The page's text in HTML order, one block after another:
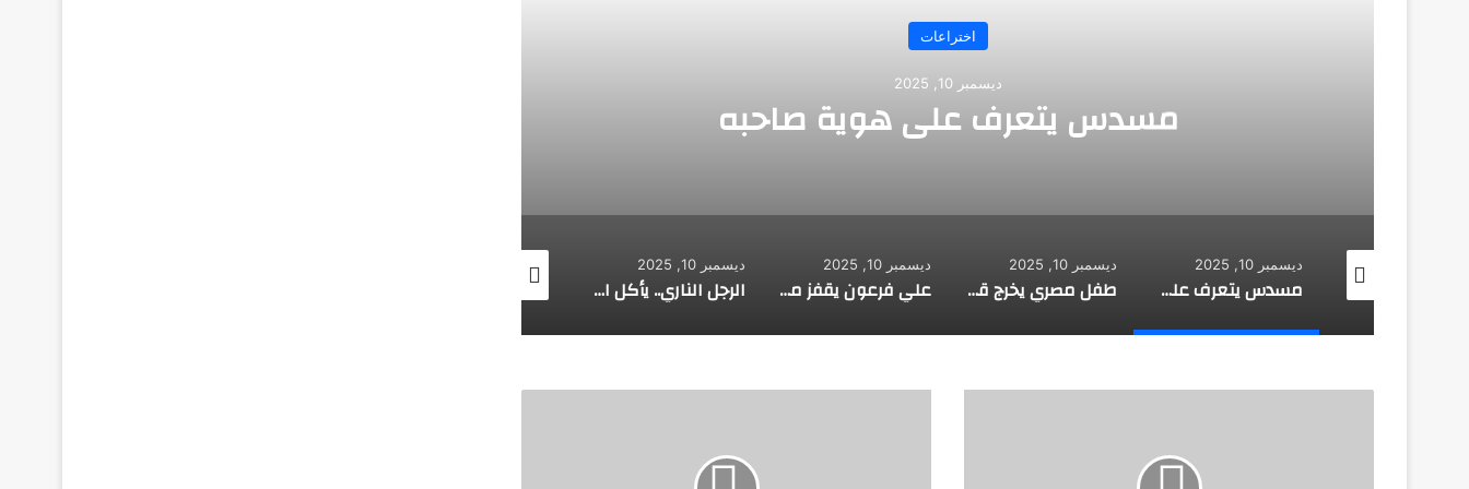
يتعرف على هوية صاحبه طفل مصري يخرج قصاصات الورق من أنفه وفمه
ديسمبر 10, 2025
مسدس يتعرف على هوية صاحبه طفل مصري يخرج قصاصات الورق من أنفه وفمه علي فرعون يقفز من الطابق العشرين ويأكل النار ويحطم سورا الرجل الناري.. يأكل الجمر ويثني الحديد بأسنانه